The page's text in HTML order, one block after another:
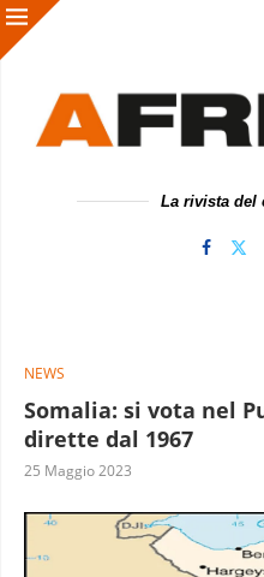
La rivista del
NEWS
Somalia: si vota nel
dirette dal 1967
25 Maggio 2023